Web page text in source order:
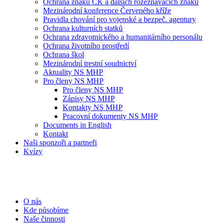
Ochrana znaku ČK a dalších rozeznávacích znaků
Mezinárodní konference Červeného kříže
Pravidla chování pro vojenské a bezpeč. agentury
Ochrana kulturních statků
Ochrana zdravotnického a humanitárního personálu
Ochrana životního prostředí
Ochrana škol
Mezinárodní trestní soudnictví
Aktuality NS MHP
Pro členy NS MHP
Pro členy NS MHP
Zápisy NS MHP
Kontakty NS MHP
Pracovní dokumenty NS MHP
Documents in English
Kontakt
Naši sponzoři a partneři
Kvízy
O nás
Kde působíme
Naše činnosti